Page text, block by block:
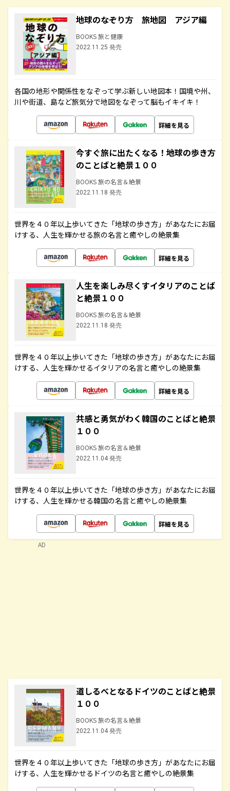
地球のなぞり方 旅地図 アジア編
BOOKS 旅と健康
2022.11.25 発売
各国の地形や関係性をなぞって学ぶ新しい地図本！国境や州、
川や街道、島など旅気分で地図をなぞって脳もイキイキ！
詳細を見る
今すぐ旅に出たくなる！地球の歩き方
のことばと絶景１００
BOOKS 旅の名言＆絶景
2022.11.18 発売
世界を４０年以上歩いてきた「地球の歩き方」があなたにお届
けする、人生を輝かせる旅の名言と癒やしの絶景集
詳細を見る
人生を楽しみ尽くすイタリアのことば
と絶景１００
BOOKS 旅の名言＆絶景
2022.11.18 発売
世界を４０年以上歩いてきた「地球の歩き方」があなたにお届
けする、人生を輝かせるイタリアの名言と癒やしの絶景集
詳細を見る
共感と勇気がわく韓国のことばと絶景
１００
BOOKS 旅の名言＆絶景
2022.11.04 発売
世界を４０年以上歩いてきた「地球の歩き方」があなたにお届
けする、人生を輝かせる韓国の名言と癒やしの絶景集
詳細を見る
道しるべとなるドイツのことばと絶景
１００
BOOKS 旅の名言＆絶景
2022.11.04 発売
世界を４０年以上歩いてきた「地球の歩き方」があなたにお届
けする、人生を輝かせるドイツの名言と癒やしの絶景集
AD